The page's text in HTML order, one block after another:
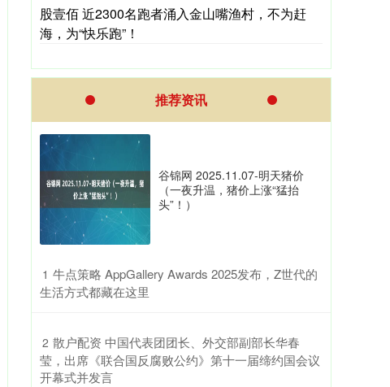
股壹佰 近2300名跑者涌入金山嘴渔村，不为赶
海，为“快乐跑”！
推荐资讯
谷锦网 2025.11.07-明天猪价
（一夜升温，猪价上涨“猛抬
头”！）
1 ​牛点策略 AppGallery Awards 2025发布，Z世代的
生活方式都藏在这里
2 ​散户配资 中国代表团团长、外交部副部长华春
莹，出席《联合国反腐败公约》第十一届缔约国会议
开幕式并发言